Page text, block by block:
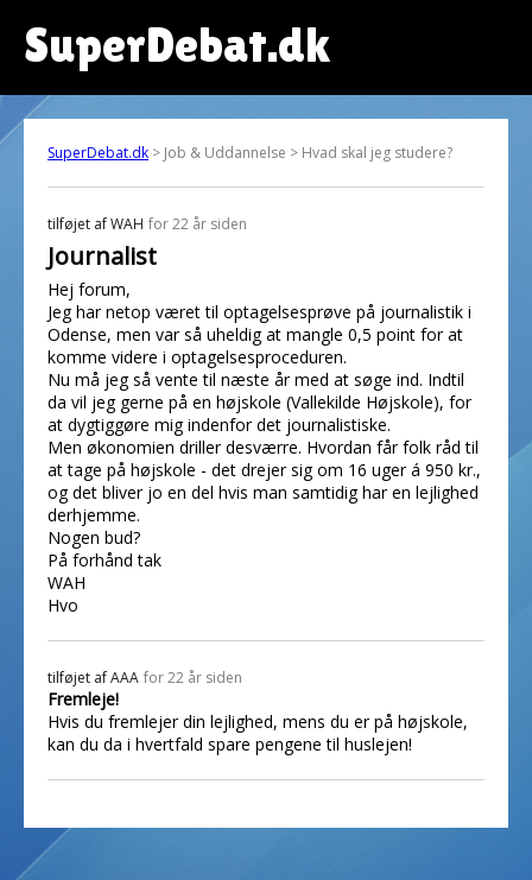
SuperDebat.dk
SuperDebat.dk > Job & Uddannelse > Hvad skal jeg studere?
tilføjet afWAH for 22 år siden
Journalist
Hej forum,
Jeg har netop været til optagelsesprøve på journalistik i
Odense, men var så uheldig at mangle 0,5 point for at
komme videre i optagelsesproceduren.
Nu må jeg så vente til næste år med at søge ind. Indtil
da vil jeg gerne på en højskole (Vallekilde Højskole), for
at dygtiggøre mig indenfor det journalistiske.
Men økonomien driller desværre. Hvordan får folk råd til
at tage på højskole - det drejer sig om 16 uger á 950 kr.,
og det bliver jo en del hvis man samtidig har en lejlighed
derhjemme.
Nogen bud?
På forhånd tak
WAH
Hvo
tilføjet afAAA for 22 år siden
Fremleje!
Hvis du fremlejer din lejlighed, mens du er på højskole,
kan du da i hvertfald spare pengene til huslejen!